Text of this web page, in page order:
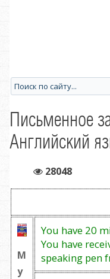
Письменное
Английский
28048
М
у
You have 20
You have
speaking pen